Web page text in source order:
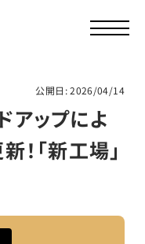
公開日: 2026/04/14
アップによ
！「新工場」